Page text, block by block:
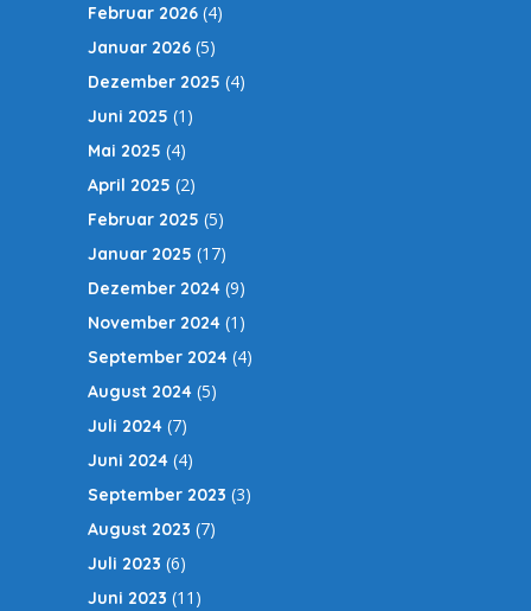
Februar 2026 (4)
Januar 2026 (5)
Dezember 2025 (4)
Juni 2025 (1)
Mai 2025 (4)
April 2025 (2)
Februar 2025 (5)
Januar 2025 (17)
Dezember 2024 (9)
November 2024 (1)
September 2024 (4)
August 2024 (5)
Juli 2024 (7)
Juni 2024 (4)
September 2023 (3)
August 2023 (7)
Juli 2023 (6)
Juni 2023 (11)